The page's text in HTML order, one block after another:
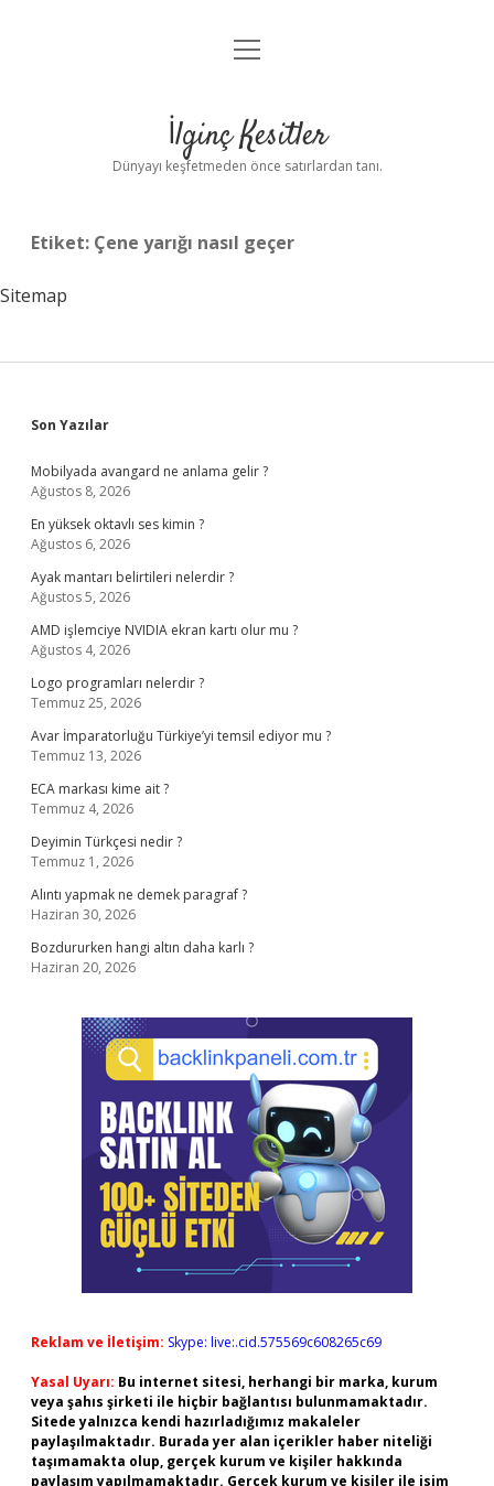
Anasayfa
Yasal Uyarı
menüyü
İlginç Kesitler
Dünyayı keşfetmeden önce satırlardan tanı.
Etiket: Çene yarığı nasıl geçer
Sitemap
Sidebar
Son Yazılar
Mobilyada avangard ne anlama gelir ?
Ağustos 8, 2026
En yüksek oktavlı ses kimin ?
Ağustos 6, 2026
Ayak mantarı belirtileri nelerdir ?
Ağustos 5, 2026
AMD işlemciye NVIDIA ekran kartı olur mu ?
Ağustos 4, 2026
Logo programları nelerdir ?
Temmuz 25, 2026
Avar İmparatorluğu Türkiye’yi temsil ediyor mu ?
Temmuz 13, 2026
ECA markası kime ait ?
Temmuz 4, 2026
Deyimin Türkçesi nedir ?
Temmuz 1, 2026
Alıntı yapmak ne demek paragraf ?
Haziran 30, 2026
Bozdururken hangi altın daha karlı ?
Haziran 20, 2026
Reklam ve İletişim: Skype: live:.cid.575569c608265c69
Yasal Uyarı: Bu internet sitesi, herhangi bir marka, kurum
veya şahıs şirketi ile hiçbir bağlantısı bulunmamaktadır.
Sitede yalnızca kendi hazırladığımız makaleler
paylaşılmaktadır. Burada yer alan içerikler haber niteliği
taşımamakta olup, gerçek kurum ve kişiler hakkında
paylaşım yapılmamaktadır. Gerçek kurum ve kişiler ile isim